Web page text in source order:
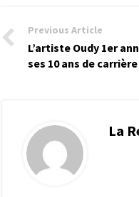
Previous Article
L’artiste Oudy 1er
ses 10 ans de
La